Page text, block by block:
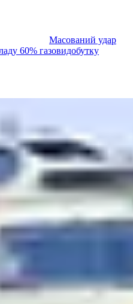
Масований удар
60% газовидобутку